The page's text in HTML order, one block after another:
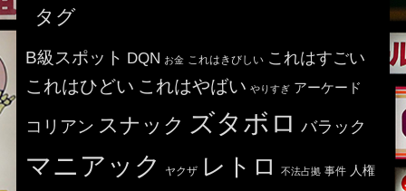
タグ
B級スポット DQN お金 これはきびしい これはすごい
これはひどい これはやばい やりすぎ アーケード
コリアン スナック ズタボロ バラック
マニアック ヤクザ レトロ 不法占拠 事件 人権